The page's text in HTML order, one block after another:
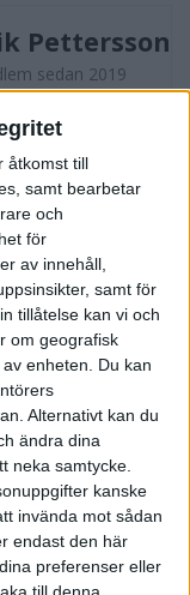
åtkomst till
samt bearbetar
och
för
av innehåll,
samt för
tillåtelse kan vi och
om geografisk
enheten. Du kan
Alternativt kan du
ändra dina
neka samtycke.
kanske
invända mot sådan
endast den här
preferenser eller
Pettersson
sedan 2019
meddelande
för 7 år sedan